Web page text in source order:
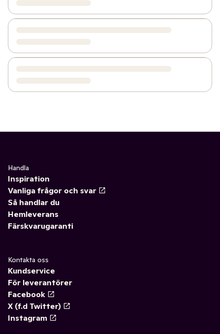
Handla
Inspiration
Vanliga frågor och svar
Så handlar du
Hemleverans
Färskvarugaranti
Kontakta oss
Kundservice
För leverantörer
Facebook
X (f.d Twitter)
Instagram